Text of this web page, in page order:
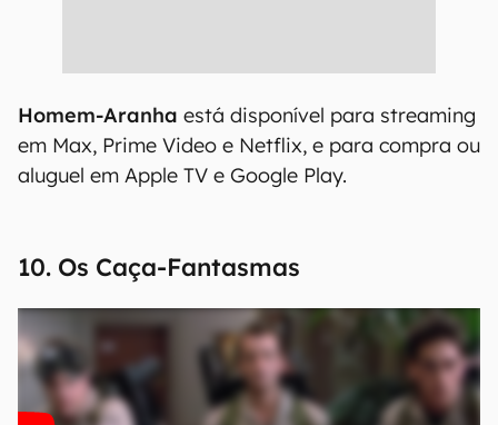
Homem-Aranha está disponível para streaming
em Max, Prime Video e Netflix, e para compra ou
aluguel em Apple TV e Google Play.
10. Os Caça-Fantasmas